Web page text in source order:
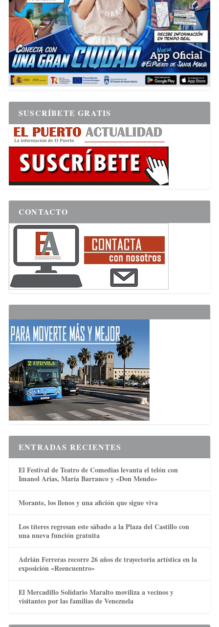
SUSCRÍBETE GRATIS
CONTACTO
ENTRADAS RECIENTES
El Festival de Teatro de Comedias levanta el telón con
Imanol Arias, María Barranco y «Don Mendo»
Morante, los llenos y una afición que sigue viva
Los títeres regresan este sábado a la Plaza del Castillo con
una nueva función gratuita
Adrián Ferreras recorre 26 años de trayectoria artística en la
exposición «Reencuentro»
El Mercadillo Solidario Maralto moviliza a vecinos y
visitantes por las familias de Venezuela